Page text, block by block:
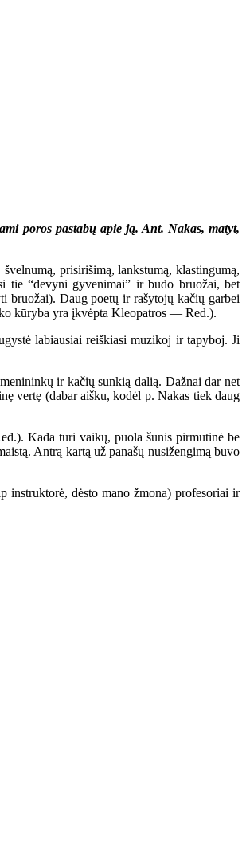
poros pastabų apie ją. Ant. Nakas, matyt,
prisirišimą, lankstumą, klastingumą,
tie “devyni gyvenimai” ir būdo bruožai, bet
bruožai). Daug poetų ir rašytojų kačių garbei
kūryba yra įkvėpta Kleopatros — Red.).
labiausiai reiškiasi muzikoj ir tapyboj. Ji
ir kačių sunkią dalią. Dažnai dar net
vertę (dabar aišku, kodėl p. Nakas tiek daug
Kada turi vaikų, puola šunis pirmutinė be
Antrą kartą už panašų nusižengimą buvo
dėsto mano žmona) profesoriai ir